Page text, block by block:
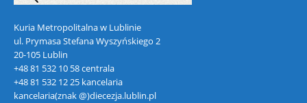
Kuria Metropolitalna w Lublinie
ul. Prymasa Stefana Wyszyńskiego 2
20-105 Lublin
+48 81 532 10 58 centrala
+48 81 532 12 25 kancelaria
kancelaria(znak @)diecezja.lublin.pl